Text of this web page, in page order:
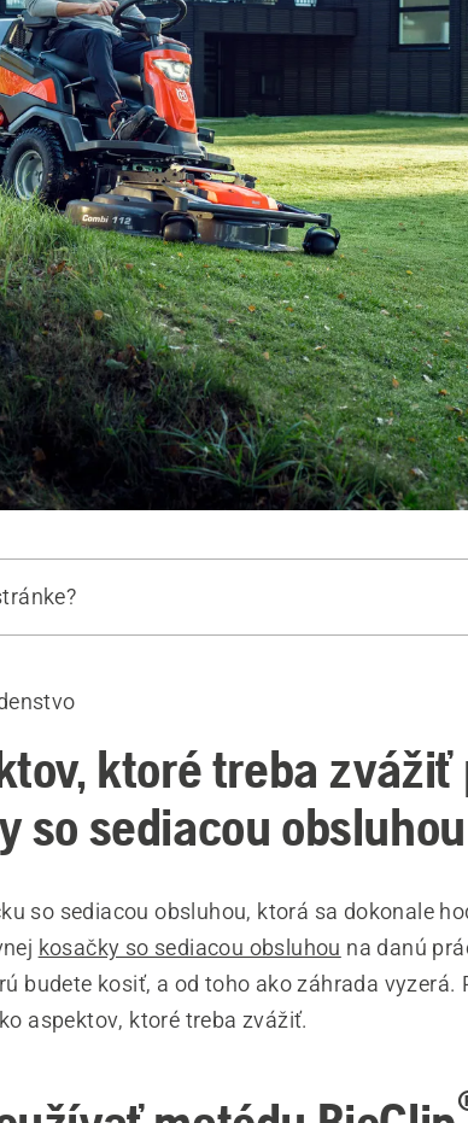
ktoré treba zvážiť
so sediacou obsluhou
so sediacou obsluhou, ktorá sa dokonale
kosačky so sediacou obsluhou na danú
budete kosiť, a od toho ako záhrada vyzerá.
aspektov, ktoré treba zvážiť.